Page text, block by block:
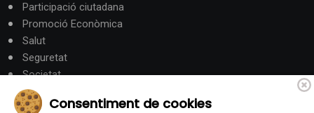
Participació ciutadana
Promoció Econòmica
Salut
Seguretat
Societat
Turisme
Consentiment de cookies